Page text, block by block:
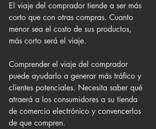
El viaje del comprador tiende a ser más
corto que con otras compras. Cuanto
menor sea el costo de sus productos,
más corto será el viaje.
Comprender el viaje del comprador
puede ayudarlo a generar más tráfico y
clientes potenciales. Necesita saber qué
atraerá a los consumidores a su tienda
de comercio electrónico y convencerlos
de que compren.